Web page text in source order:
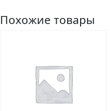
Похожие товары